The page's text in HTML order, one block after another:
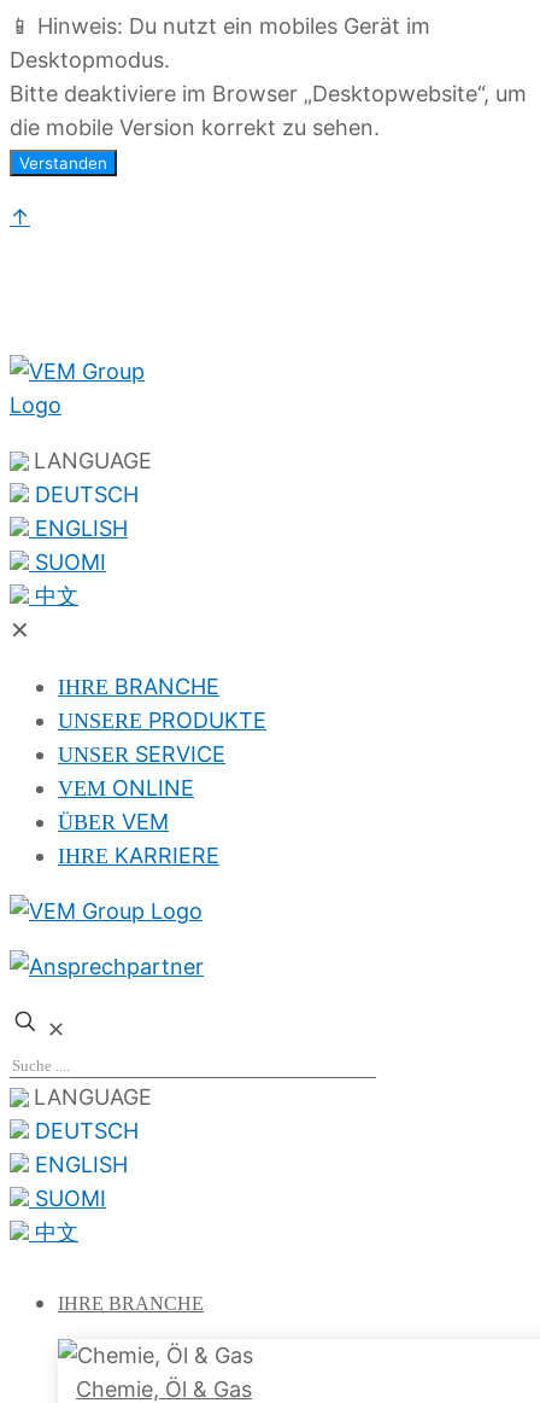
📱 Hinweis: Du nutzt ein mobiles Gerät im
Desktopmodus.
Bitte deaktiviere im Browser „Desktopwebsite“, um
die mobile Version korrekt zu sehen.
Verstanden
↑
LANGUAGE
DEUTSCH
ENGLISH
SUOMI
中文
✕
IHRE BRANCHE
UNSERE PRODUKTE
UNSER SERVICE
VEM ONLINE
ÜBER VEM
IHRE KARRIERE
✕
LANGUAGE
DEUTSCH
ENGLISH
SUOMI
中文
IHRE BRANCHE
Chemie, Öl & Gas